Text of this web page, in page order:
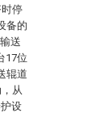
停
备的
送
17位
辊道
从
设